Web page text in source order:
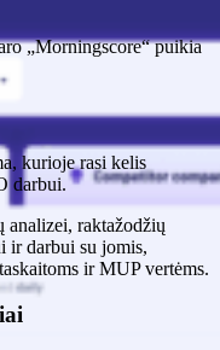
„Morningscore“ puikia
kurioje rasi kelis
darbui.
analizei, raktažodžių
ir darbui su jomis,
ir MUP vertėms.